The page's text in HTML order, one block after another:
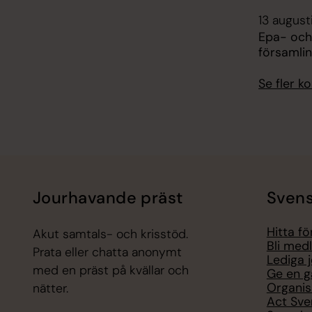
13
Epa-
Se fler
Jourhavande präst
Akut samtals- och krisstöd.
Prata eller chatta anonymt
med en präst på kvällar och
nätter.
Hitta
Bli
Lediga
Ge en
Act